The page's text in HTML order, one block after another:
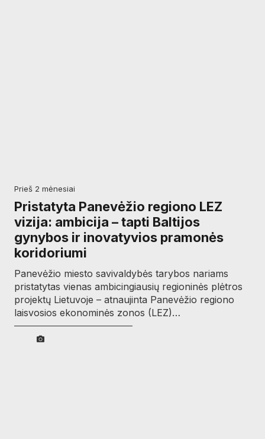
prieš 2 mėnesiai
Pristatyta Panevėžio regiono LEZ
vizija: ambicija – tapti Baltijos
gynybos ir inovatyvios pramonės
koridoriumi
Panevėžio miesto savivaldybės tarybos nariams
pristatytas vienas ambicingiausių regioninės plėtros
projektų Lietuvoje – atnaujinta Panevėžio regiono
laisvosios ekonominės zonos (LEZ)…